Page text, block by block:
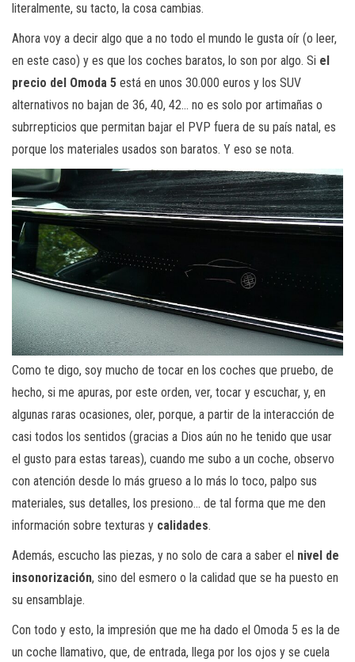
literalmente, su tacto, la cosa cambias.
Ahora voy a decir algo que a no todo el mundo le gusta oír (o leer,
en este caso) y es que los coches baratos, lo son por algo. Si el
precio del Omoda 5 está en unos 30.000 euros y los SUV
alternativos no bajan de 36, 40, 42… no es solo por artimañas o
subrrepticios que permitan bajar el PVP fuera de su país natal, es
porque los materiales usados son baratos. Y eso se nota.
Como te digo, soy mucho de tocar en los coches que pruebo, de
hecho, si me apuras, por este orden, ver, tocar y escuchar, y, en
algunas raras ocasiones, oler, porque, a partir de la interacción de
casi todos los sentidos (gracias a Dios aún no he tenido que usar
el gusto para estas tareas), cuando me subo a un coche, observo
con atención desde lo más grueso a lo más lo toco, palpo sus
materiales, sus detalles, los presiono… de tal forma que me den
información sobre texturas y calidades.
Además, escucho las piezas, y no solo de cara a saber el nivel de
insonorización, sino del esmero o la calidad que se ha puesto en
su ensamblaje.
Con todo y esto, la impresión que me ha dado el Omoda 5 es la de
un coche llamativo, que, de entrada, llega por los ojos y se cuela